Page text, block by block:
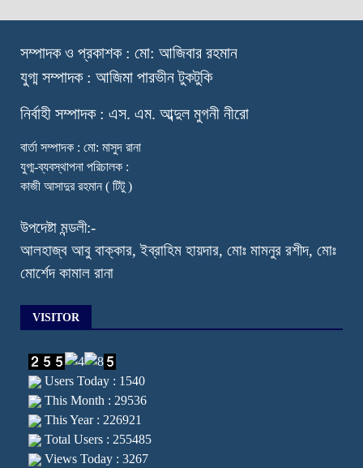
সম্পাদক ও প্রকাশক : মো: আজিবার রহমান
যুগ্ম সম্পাদক : আজিমা পারভীন টুকটুকি
নির্বাহী সম্পাদক : এস. এম. আব্দুল মুগনী নীরো
বার্তা সম্পাদক : মো: মাসুদ রানা
যুগ্ম-ব্যবস্থাপনা পরিচালক :
কাজী আসাদুর রহমান ( টিটু )
উপদেষ্টা মন্ডলী:-
আলহাজ্ব আবু বাক্কার, ইব্রাহিম হায়দার, মোঃ মামনুর রশীদ, মোঃ
মোর্শেদ কামাল রানা
VISITOR
Users Today : 1540
This Month : 29536
This Year : 226921
Total Users : 255485
Views Today : 3267